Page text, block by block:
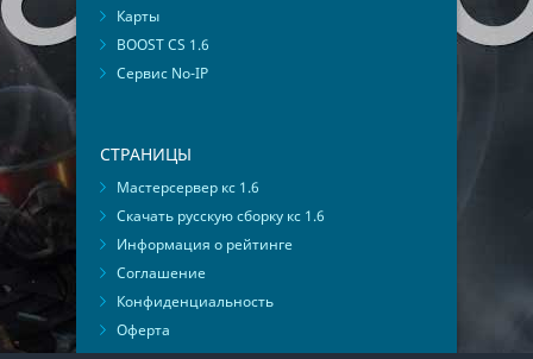
Карты
BOOST CS 1.6
Сервис No-IP
СТРАНИЦЫ
Мастерсервер кс 1.6
Скачать русскую сборку кс 1.6
Информация о рейтинге
Соглашение
Конфиденциальность
Оферта